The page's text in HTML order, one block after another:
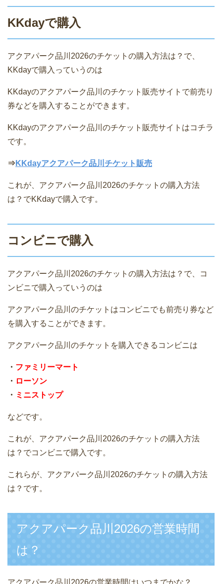
KKdayで購入
アクアパーク品川2026のチケットの購入方法は？で、
KKdayで購入っていうのは
KKdayのアクアパーク品川のチケット販売サイトで前売り
券などを購入することができます。
KKdayのアクアパーク品川のチケット販売サイトはコチラ
です。
⇒KKdayアクアパーク品川チケット販売
これが、アクアパーク品川2026のチケットの購入方法
は？でKKdayで購入です。
コンビニで購入
アクアパーク品川2026のチケットの購入方法は？で、コ
ンビニで購入っていうのは
アクアパーク品川のチケットはコンビニでも前売り券など
を購入することができます。
アクアパーク品川のチケットを購入できるコンビニは
・ ファミリーマート
・ ローソン
・ ミニストップ
などです。
これが、アクアパーク品川2026のチケットの購入方法
は？でコンビニで購入です。
これらが、アクアパーク品川2026のチケットの購入方法
は？です。
アクアパーク品川2026の営業時間
は？
アクアパーク品川2026の営業時間はいつまでかな？